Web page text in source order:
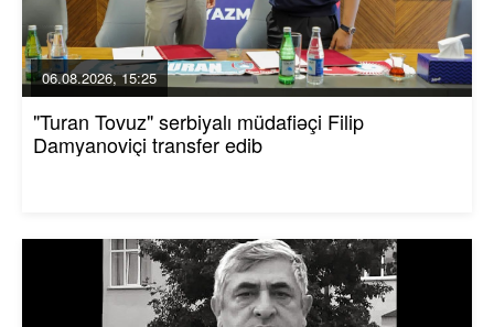
06.08.2026, 15:25
"Turan Tovuz" serbiyalı müdafiəçi Filip
Damyanoviçi transfer edib